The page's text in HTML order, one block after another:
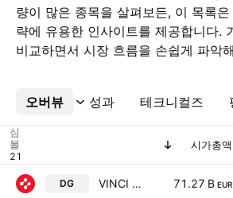
량이 많은 종목을 살펴보든, 이 목록
략에 유용한 인사이트를 제공합니다.
비교하면서 시장 흐름을 손쉽게 파악
오버뷰 성과 테크니컬즈
더보기
심
볼
시가총액
DG VINCI SA 71.27 B EUR